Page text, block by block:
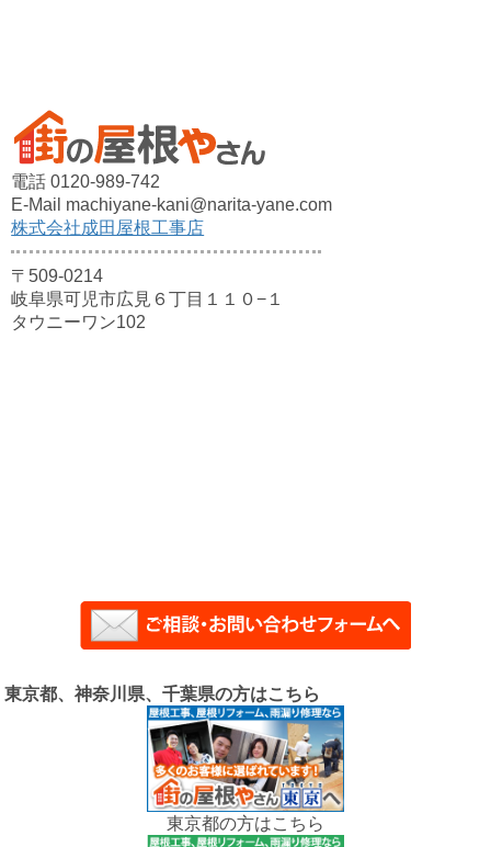
電話 0120-989-742
E-Mail machiyane-kani@narita-yane.com
株式会社成田屋根工事店
〒509-0214
岐阜県可児市広見６丁目１１０−１
タウニーワン102
東京都、神奈川県、千葉県の方はこちら
東京都の方はこちら